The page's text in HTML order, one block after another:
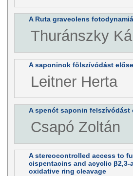
A Ruta graveolens
Thuránszky
A saponinok fölszívódást
Leitner Herta
A spenót saponin felszívódást
Csapó Zoltán
A stereocontrolled access to
cispentacins and acyclic β2,3-
oxidative ring cleavage